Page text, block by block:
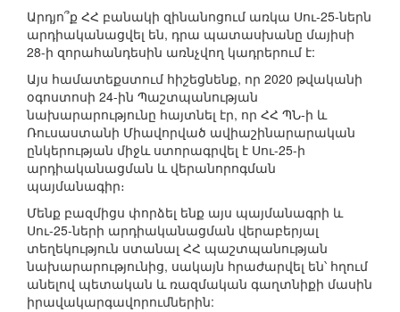
Արդյո՞ք ՀՀ բանակի զինանոցում առկա Սու-25-ներն
արդիականացվել են, դրա պատասխանը մայիսի
28-ի զորահանդեսին առնչվող կադրերում է:
Այս համատեքստում հիշեցնենք, որ 2020 թվականի
օգոստոսի 24-ին Պաշտպանության
նախարարությունը հայտնել էր, որ ՀՀ ՊՆ-ի և
Ռուսաստանի Միավորված ավիաշինարարական
ընկերության միջև ստորագրվել է Սու-25-ի
արդիականացման և վերանորոգման
պայմանագիր։
Մենք բազմիցս փորձել ենք այս պայմանագրի և
Սու-25-ների արդիականացման վերաբերյալ
տեղեկություն ստանալ ՀՀ պաշտպանության
նախարարությունից, սակայն հրաժարվել են՝ հղում
անելով պետական և ռազմական գաղտնիքի մասին
իրավակարգավորումներին: